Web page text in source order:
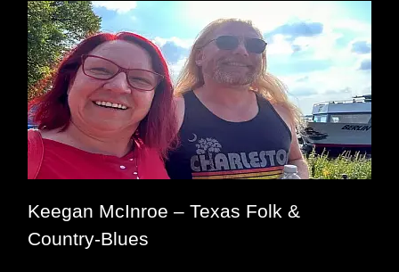
hattest
ein
Ticket
Keegan McInroe – Texas Folk &
Country-Blues